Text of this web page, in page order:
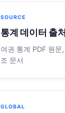
SOURCE
통계 데이터 출
여권 통계 PDF 원문
조 문서
GLOBAL